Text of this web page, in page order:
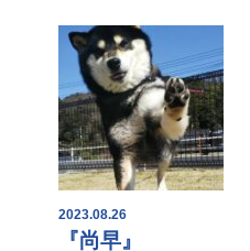
2023.08.26
『尚早』